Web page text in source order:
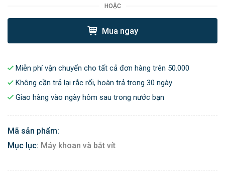
HOẶC
Mua ngay
Miễn phí vận chuyển cho tất cả đơn hàng trên 50.000
Không cần trả lại rắc rối, hoàn trả trong 30 ngày
Giao hàng vào ngày hôm sau trong nước bạn
Mã sản phẩm:
Mục lục: Máy khoan và bắt vít